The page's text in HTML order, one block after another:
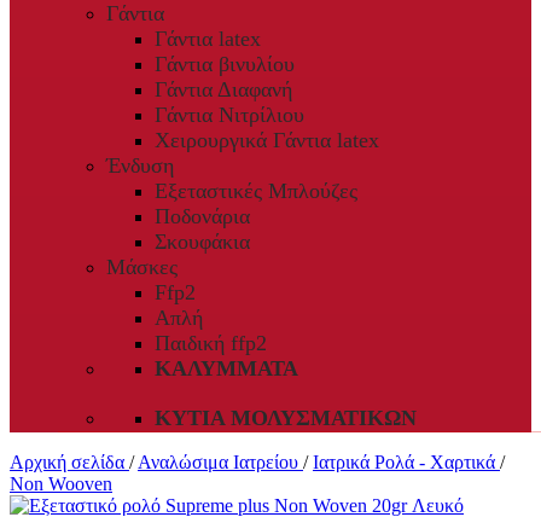
Γάντια
Γάντια latex
Γάντια βινυλίου
Γάντια Διαφανή
Γάντια Νιτρίλιου
Χειρουργικά Γάντια latex
Ένδυση
Εξεταστικές Μπλούζες
Ποδονάρια
Σκουφάκια
Μάσκες
Ffp2
Απλή
Παιδική ffp2
ΚΑΛΎΜΜΑΤΑ
ΚΥΤΊΑ ΜΟΛΥΣΜΑΤΙΚΏΝ
Αρχική σελίδα / Αναλώσιμα Ιατρείου / Ιατρικά Ρολά - Χαρτικά /
Non Wooven